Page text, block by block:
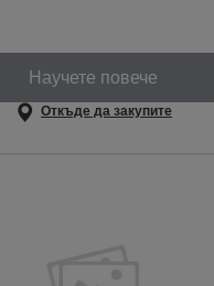
Научете повече
Откъде да закупите